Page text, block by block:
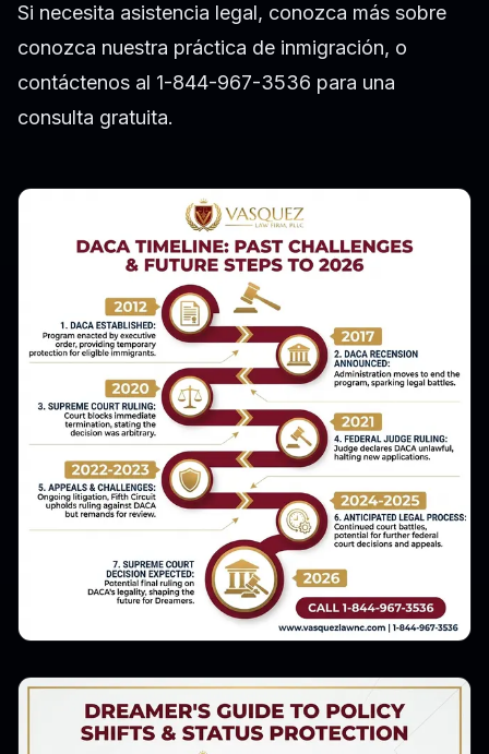
Si necesita asistencia legal, conozca más sobre
conozca nuestra práctica de inmigración, o
contáctenos al 1-844-967-3536 para una
consulta gratuita.